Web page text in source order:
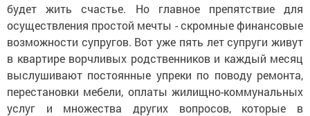
будет жить счастье. Но главное препятствие для
осуществления простой мечты - скромные финансовые
возможности супругов. Вот уже пять лет супруги живут
в квартире ворчливых родственников и каждый месяц
выслушивают постоянные упреки по поводу ремонта,
перестановки мебели, оплаты жилищно-коммунальных
услуг и множества других вопросов, которые в